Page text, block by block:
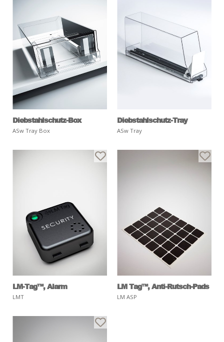
Diebstahlschutz-Box
ASw Tray Box
Diebstahlschutz-Tray
ASw Tray
LM-Tag™, Alarm
LMT
LM Tag™, Anti-Rutsch-Pads
LM ASP